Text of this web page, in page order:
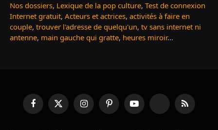
Nos dossiers, Lexique de la pop culture, Test de connexion
Internet gratuit, Acteurs et actrices, activités à faire en
couple, trouver l'adresse de quelqu'un, tv sans internet ni
antenne, main gauche qui gratte, heures miroir...
FacebookX
(Twitter)
InstagramPinterestYouTube TikTok RSS